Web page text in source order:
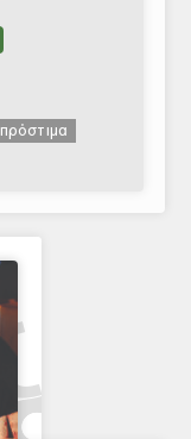
πρόστιμα